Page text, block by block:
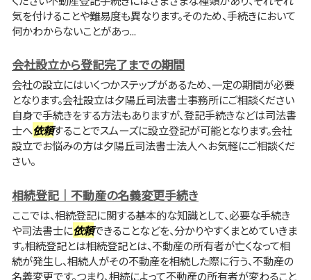
気を付けることや難易度も異なります。そのため、手続きにおいて
何かわからないことがあっ...
会社設立から登記完了までの期間
会社の設立にはいくつかステップがあるため、一定の期間が必要
となります。会社設立は夕陽丘司法書士事務所にご相談ください
自身で手続きをする方法もありますが、登記手続きなどは司法書
士へ依頼することでスムーズに設立登記が可能となります。会社
設立でお悩みの方は夕陽丘司法書士法人へお気軽にご相談くだ
さい。
相続登記｜不動産の名義変更手続き
ここでは、相続登記に関する基本的な知識として、必要な手続き
や司法書士に依頼できることなどを、分かりやすくまとめていきま
す。相続登記とは相続登記とは、不動産の所有者が亡くなって相
続が発生し、相続人がその不動産を相続した際に行う、不動産の
名義変更です。つまり、相続によって不動産の所有者が変わること